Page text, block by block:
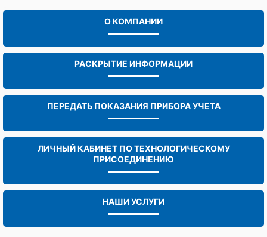
О КОМПАНИИ
РАСКРЫТИЕ ИНФОРМАЦИИ
ПЕРЕДАТЬ ПОКАЗАНИЯ ПРИБОРА УЧЕТА
ЛИЧНЫЙ КАБИНЕТ ПО ТЕХНОЛОГИЧЕСКОМУ
ПРИСОЕДИНЕНИЮ
НАШИ УСЛУГИ